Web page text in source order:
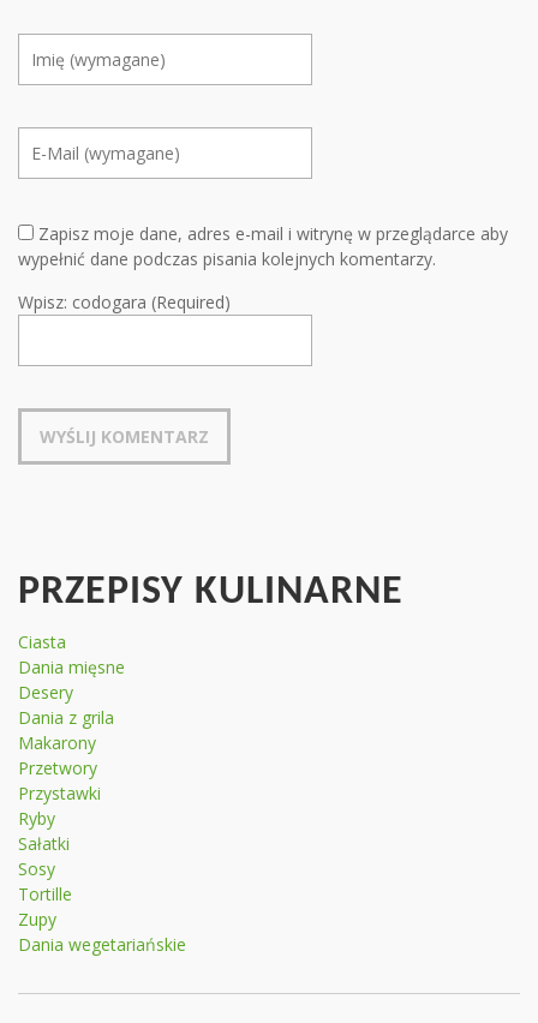
Zapisz moje dane, adres e-mail i witrynę w przeglądarce aby
wypełnić dane podczas pisania kolejnych komentarzy.
Wpisz: codogara (Required)
PRZEPISY KULINARNE
Ciasta
Dania mięsne
Desery
Dania z grila
Makarony
Przetwory
Przystawki
Ryby
Sałatki
Sosy
Tortille
Zupy
Dania wegetariańskie